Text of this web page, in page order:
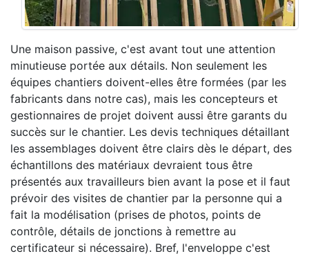
Une maison passive, c'est avant tout une attention
minutieuse portée aux détails. Non seulement les
équipes chantiers doivent-elles être formées (par les
fabricants dans notre cas), mais les concepteurs et
gestionnaires de projet doivent aussi être garants du
succès sur le chantier. Les devis techniques détaillant
les assemblages doivent être clairs dès le départ, des
échantillons des matériaux devraient tous être
présentés aux travailleurs bien avant la pose et il faut
prévoir des visites de chantier par la personne qui a
fait la modélisation (prises de photos, points de
contrôle, détails de jonctions à remettre au
certificateur si nécessaire). Bref, l'enveloppe c'est